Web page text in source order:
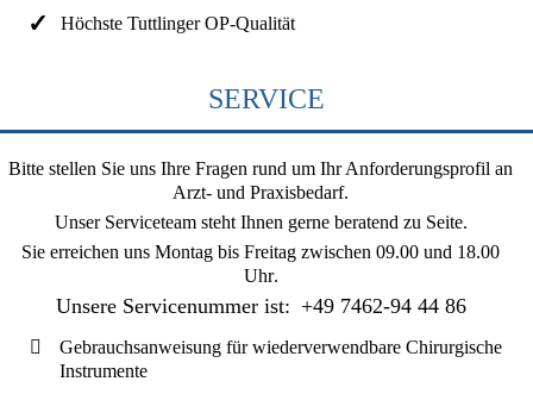
Höchste Tuttlinger OP-Qualität
SERVICE
Bitte stellen Sie uns Ihre Fragen rund um Ihr Anforderungsprofil an
Arzt- und Praxisbedarf.
Unser Serviceteam steht Ihnen gerne beratend zu Seite.
Sie erreichen uns Montag bis Freitag zwischen 09.00 und 18.00
Uhr.
Unsere Servicenummer ist: +49 7462-94 44 86
Gebrauchsanweisung für wiederverwendbare Chirurgische
Instrumente